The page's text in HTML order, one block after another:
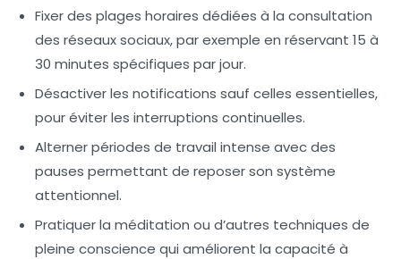
Fixer des plages horaires dédiées à la consultation
des réseaux sociaux, par exemple en réservant 15 à
30 minutes spécifiques par jour.
Désactiver les notifications sauf celles essentielles,
pour éviter les interruptions continuelles.
Alterner périodes de travail intense avec des
pauses permettant de reposer son système
attentionnel.
Pratiquer la méditation ou d’autres techniques de
pleine conscience qui améliorent la capacité à